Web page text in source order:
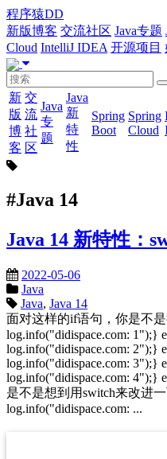
程序猿DD
新版博客 交流社区 Java专题
Cloud IntelliJ IDEA 开源项目
新
版
博
客
交
流
社
区
Java
专
题
Java
新
特
性
Spring
Boot
Spring
Cloud
#Java 14
Java 14 新特性：
2022-05-06
Java
Java, Java 14
面对这样的if语句，你是不
log.info("didispace.com: 1");}
log.info("didispace.com: 2");}
log.info("didispace.com: 3");}
log.info("didispace.com: 4");}
是不是想到用switch来改进
log.info("didispace.com: ...